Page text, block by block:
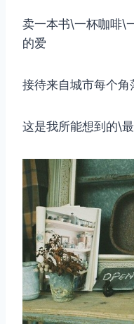
卖一本书\一杯咖啡\
的爱
接待来自城市每个
这是我所能想到的\